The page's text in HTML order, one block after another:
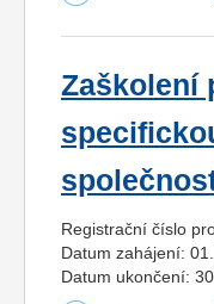
Zaškolení
Registrační číslo
Datum zahájení:
Datum ukončení: